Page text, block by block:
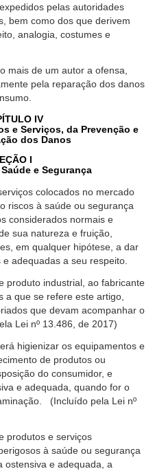
pelas autoridades
bem como dos que derivem
analogia, costumes e
mais de um autor a ofensa,
pela reparação dos danos
IV
e Serviços, da Prevenção e
dos Danos
I
e Segurança
colocados no mercado
riscos à saúde ou segurança
considerados normais e
sua natureza e fruição,
em qualquer hipótese, a dar
adequadas a seu respeito.
produto industrial, ao fabricante
a que se refere este artigo,
que devam acompanhar o
Lei nº 13.486, de 2017)
higienizar os equipamentos e
de produtos ou
do consumidor, e
e adequada, quando for o
(Incluído pela Lei nº
produtos e serviços
à saúde ou segurança
ostensiva e adequada, a